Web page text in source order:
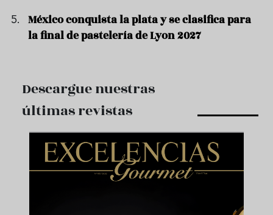
México conquista la plata y se clasifica para
la final de pastelería de Lyon 2027
Descargue nuestras
últimas revistas